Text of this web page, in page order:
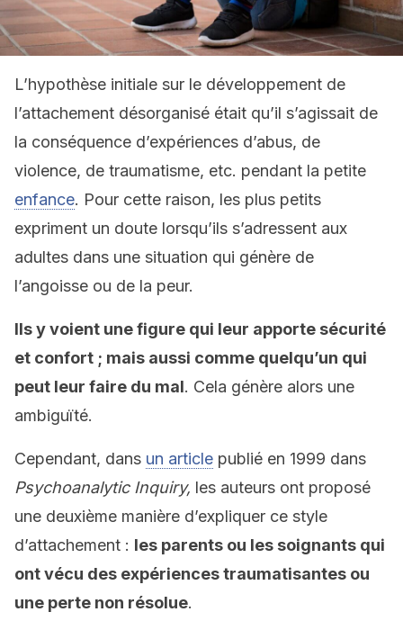
L’hypothèse initiale sur le développement de
l’attachement désorganisé était qu’il s’agissait de
la conséquence d’expériences d’abus, de
violence, de traumatisme, etc. pendant la petite
enfance. Pour cette raison, les plus petits
expriment un doute lorsqu’ils s’adressent aux
adultes dans une situation qui génère de
l’angoisse ou de la peur.
Ils y voient une figure qui leur apporte sécurité
et confort ; mais aussi comme quelqu’un qui
peut leur faire du mal. Cela génère alors une
ambiguïté.
Cependant, dans un article publié en 1999 dans
Psychoanalytic Inquiry, les auteurs ont proposé
une deuxième manière d’expliquer ce style
d’attachement : les parents ou les soignants qui
ont vécu des expériences traumatisantes ou
une perte non résolue.